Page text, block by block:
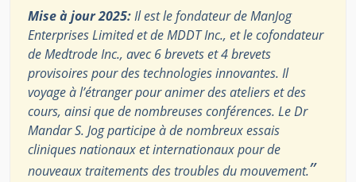
Mise à jour 2025:Il est le fondateur de ManJog
Enterprises Limited et de MDDT Inc., et le cofondateur
de Medtrode Inc., avec 6 brevets et 4 brevets
provisoires pour des technologies innovantes. Il
voyage à l’étranger pour animer des ateliers et des
cours, ainsi que de nombreuses conférences. Le Dr
Mandar S. Jog participe à de nombreux essais
cliniques nationaux et internationaux pour de
nouveaux traitements des troubles du mouvement.”